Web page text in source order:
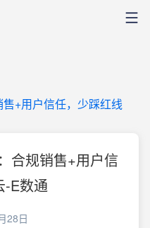
+用户信任，少踩红线
合规销售+用户信
-E数通
28日